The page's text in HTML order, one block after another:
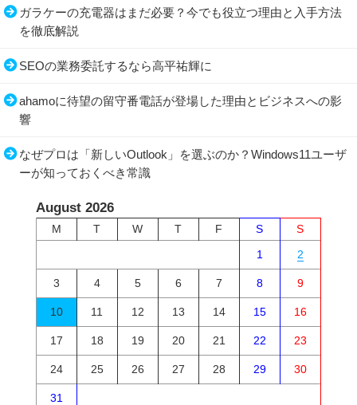
ガラケーの充電器はまだ必要？今でも役立つ理由と入手方法
を徹底解説
SEOの業務委託するなら高平祐輝に
ahamoに待望の留守番電話が登場した理由とビジネスへの影
響
なぜプロは「新しいOutlook」を選ぶのか？Windows11ユーザ
ーが知っておくべき常識
August 2026
M T W T F S
S
1
2
3 4 5 6 7 8 9
10 11 12 13 14 15 16
17 18 19 20 21 22 23
24 25 26 27 28 29 30
31